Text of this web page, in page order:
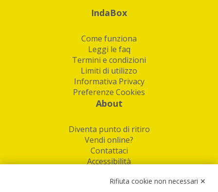
IndaBox
Come funziona
Leggi le faq
Termini e condizioni
Limiti di utilizzo
Informativa Privacy
Preferenze Cookies
About
Diventa punto di ritiro
Vendi online?
Contattaci
Accessibilità
Rifiuta cookie non necessari ✕